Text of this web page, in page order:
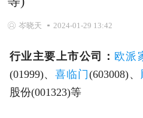
岑晓天 2024-01-29 13:42
行业主要上市公司： 欧派
(01999)、喜临门(603008)、
股份(001323)等